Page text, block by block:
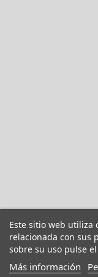
Este sitio web utiliza
relacionada con sus
sobre su uso pulse
Más información